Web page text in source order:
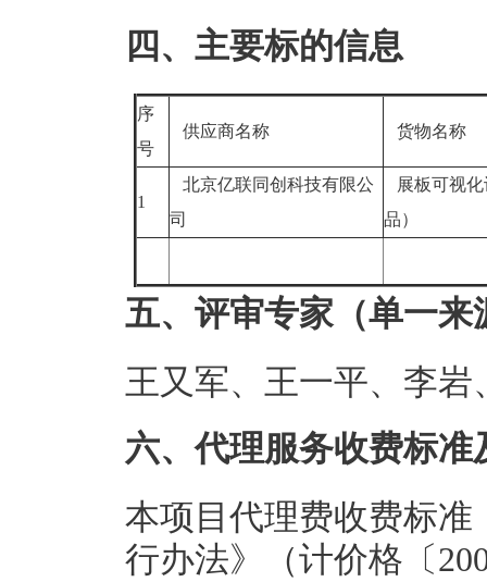
四、主要标的信息
序
号
供应商名称 货物名称
1
北京亿联同创科技有限公
司
展板可视化
品）
五、评审专家（单一
王又军、王一平、李岩
六、代理服务收费标准
本项目代理费收费标
行办法》（计价格〔